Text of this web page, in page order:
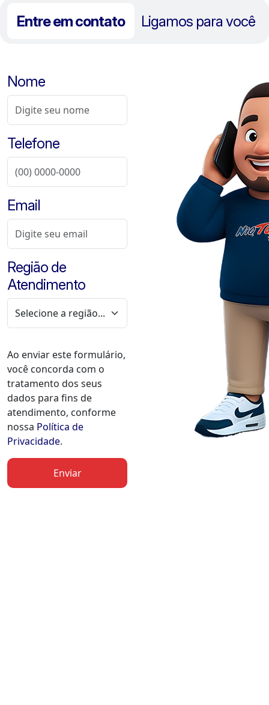
Entre em contato Ligamos para você
Nome
Telefone
Email
Região de
Atendimento
Ao enviar este formulário,
você concorda com o
tratamento dos seus
dados para fins de
atendimento, conforme
nossa Política de
Privacidade.
Enviar